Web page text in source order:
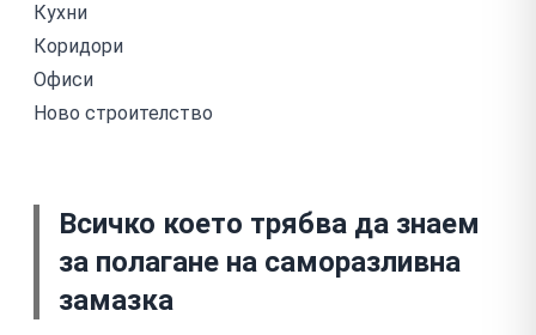
Кухни
Коридори
Офиси
Ново строителство
Всичко което трябва да знаем
за полагане на саморазливна
замазка